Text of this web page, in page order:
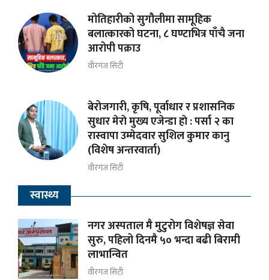
मोतिहारीको सुगौलीमा सामूहिक
बलात्कारको घटना, ८ घण्टाभित्र पाँचै जना
आरोपी पक्राउ
वीरगंज सिटी
बेरोजगारी, कृषि, पूर्वाधार र प्रशासनिक
सुधार मेराे मुख्य एजेन्डा हाे : पर्सा २ का
रास्वापा उम्मेदवार सुशिल कुमार कानु
(विशेष अन्तरवार्ता)
वीरगंज सिटी
स्वास्थ्य
नगर अस्पताल मै मुटुरोग विशेषज्ञ सेवा
सुरु, पहिलो दिनमै ५० भन्दा बढी बिरामी
लाभान्वित
वीरगंज सिटी